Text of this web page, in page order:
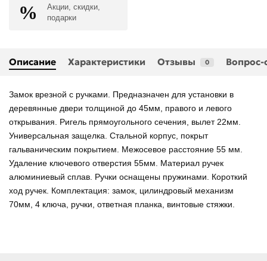
Акции, скидки,
подарки
Описание Характеристики Отзывы 0 Вопрос-
Замок врезной с ручками. Предназначен для установки в
деревянные двери толщиной до 45мм, правого и левого
открывания. Ригель прямоугольного сечения, вылет 22мм.
Универсальная защелка. Стальной корпус, покрыт
гальваническим покрытием. Межосевое расстояние 55 мм.
Удаление ключевого отверстия 55мм. Материал ручек
алюминиевый сплав. Ручки оснащены пружинами. Короткий
ход ручек. Комплектация: замок, цилиндровый механизм
70мм, 4 ключа, ручки, ответная планка, винтовые стяжки.